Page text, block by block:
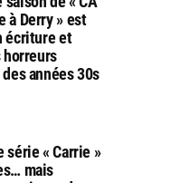
à Derry » est
écriture et
années 30s
série « Carrie »
mais